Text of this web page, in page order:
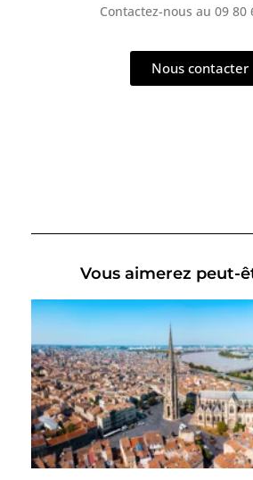
Contactez-nous au 09 80
Nous contacter
Vous aimerez peut-